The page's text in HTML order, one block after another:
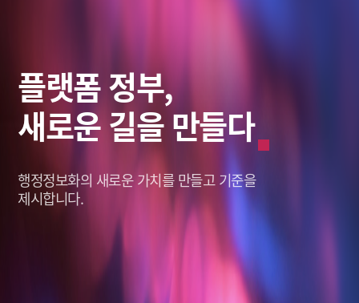
스마트 솔루션,
미래를 바라보다
창조적인 미래,솔리데오가 열어갑니다.
데이터로
그리는 혁신적인 미래
나를 새롭게 세상을 이롭게,Solideo Data.
플랫폼 정부,
새로운 길을 만들다
행정정보화의 새로운 가치를만들고 기준을
제시합니다.
미래를 바라보다
창조적인 미래,솔리데오가 열어갑니다.
그리는 혁신적인 미래
나를 새롭게 세상을 이롭게,Solideo Data.